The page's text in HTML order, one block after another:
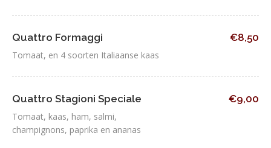
Quattro Formaggi
Tomaat, en 4 soorten Italiaanse kaas
€8,50
Quattro Stagioni Speciale
Tomaat, kaas, ham, salmi,
champignons, paprika en ananas
€9,00